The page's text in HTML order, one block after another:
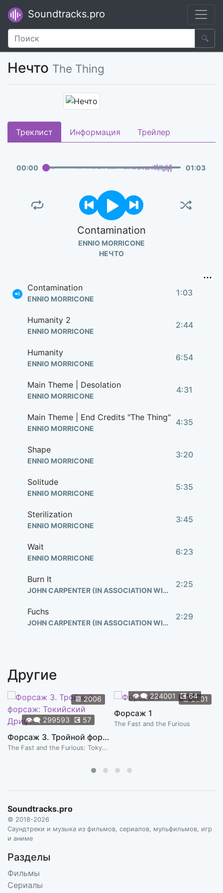
Soundtracks.pro
🔍
Нечто The Thing
Треклист Информация Трейлер
00:00 01:03
Contamination
ENNIO MORRICONE
НЕЧТО
Contamination
ENNIO MORRICONE
1:03
Humanity 2
ENNIO MORRICONE
2:44
Humanity
ENNIO MORRICONE
6:54
Main Theme | Desolation
ENNIO MORRICONE
4:31
Main Theme | End Credits "The Thing"
ENNIO MORRICONE
4:35
Shape
ENNIO MORRICONE
3:20
Solitude
ENNIO MORRICONE
5:35
Sterilization
ENNIO MORRICONE
3:45
Wait
ENNIO MORRICONE
6:23
Burn It
JOHN CARPENTER (IN ASSOCIATION WITH ALAN HOWARTH)
2:25
Fuchs
JOHN CARPENTER (IN ASSOCIATION WITH ALAN HOWARTH)
2:29
To Mac's Shack
Другие
📆2006
👁️‍🗨️ 299593 💽 57
Форсаж 3. Тройной форсаж: Токийский Дрифт
The Fast and the Furious: Tokyo Drift
📆2001
👁️‍🗨️224001 💽64
Форсаж 1
The Fast and the Furious
Soundtracks.pro
© 2018-2026
Саундтреки и музыка из фильмов, сериалов, мульфильмов, игр
и аниме
Разделы
Фильмы
Сериалы